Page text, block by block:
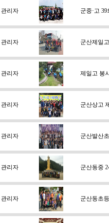
관리자 군중·고
관리자 군산제일
관리자 제일고 봉
관리자 군산상고
관리자 군산발산
관리자 군산동중
관리자 군산동초